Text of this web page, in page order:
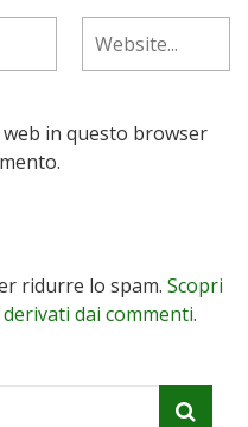
in questo browser
ridurre lo spam. Scopri
dai commenti.